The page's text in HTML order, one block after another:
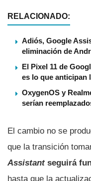
RELACIONADO:
Adiós, Google
eliminación de
El Pixel 11 de
es lo que anticipan
OxygenOS y
serían
El cambio no se
que la transición
Assistantseguirá
hasta que la